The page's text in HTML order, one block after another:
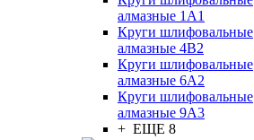
алмазные 1А1
Круги шлифовальные
алмазные 4В2
Круги шлифовальные
алмазные 6A2
Круги шлифовальные
алмазные 9А3
+ ЕЩЕ 8